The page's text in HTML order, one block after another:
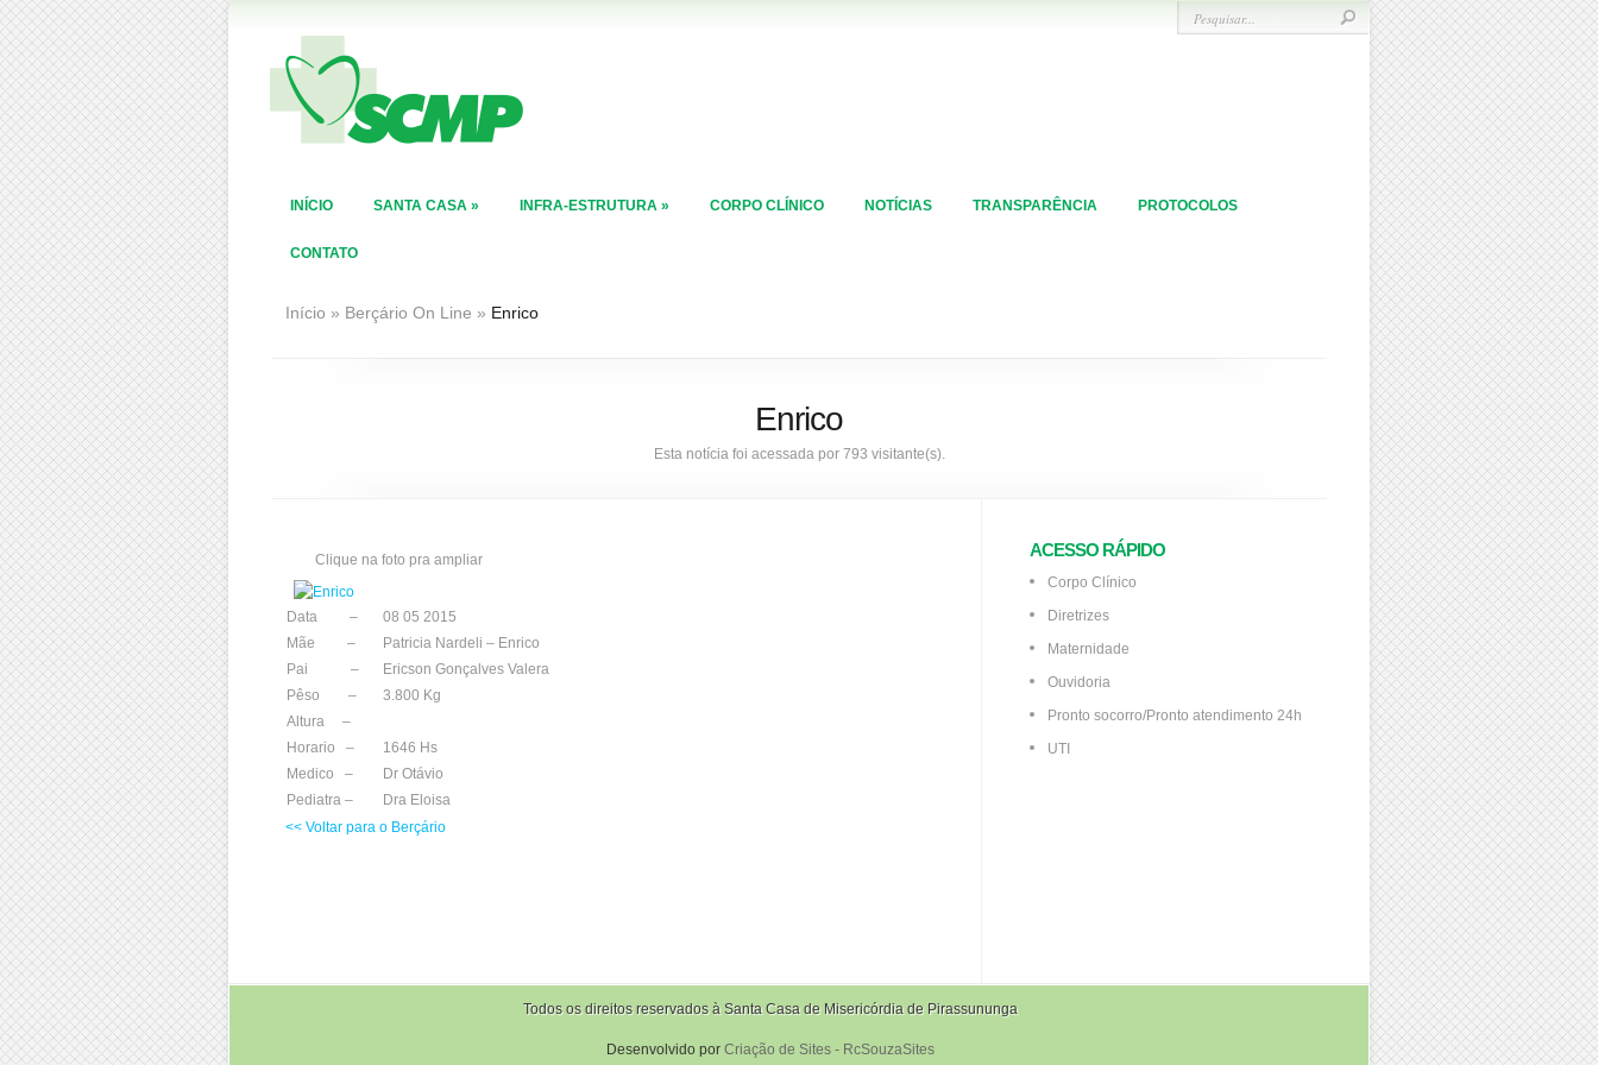
INÍCIO SANTA CASA » INFRA-ESTRUTURA » CORPO CLÍNICO NOTÍCIAS TRANSPARÊNCIA PROTOCOLOS
CONTATO
Início » Berçário On Line » Enrico
Enrico
Esta notícia foi acessada por 793 visitante(s).
Clique na foto pra ampliar
Data –
08 05 2015
Mãe –
Patricia Nardeli – Enrico
Pai –
Ericson Gonçalves Valera
Pêso –
3.800 Kg
Altura –
Horario –
1646 Hs
Medico –
Dr Otávio
Pediatra –
Dra Eloisa
<< Voltar para o Berçário
ACESSO RÁPIDO
Corpo Clínico
Diretrizes
Maternidade
Ouvidoria
Pronto socorro/Pronto atendimento 24h
UTI
Todos os direitos reservados à Santa Casa de Misericórdia de Pirassununga
Desenvolvido por Criação de Sites - RcSouzaSites